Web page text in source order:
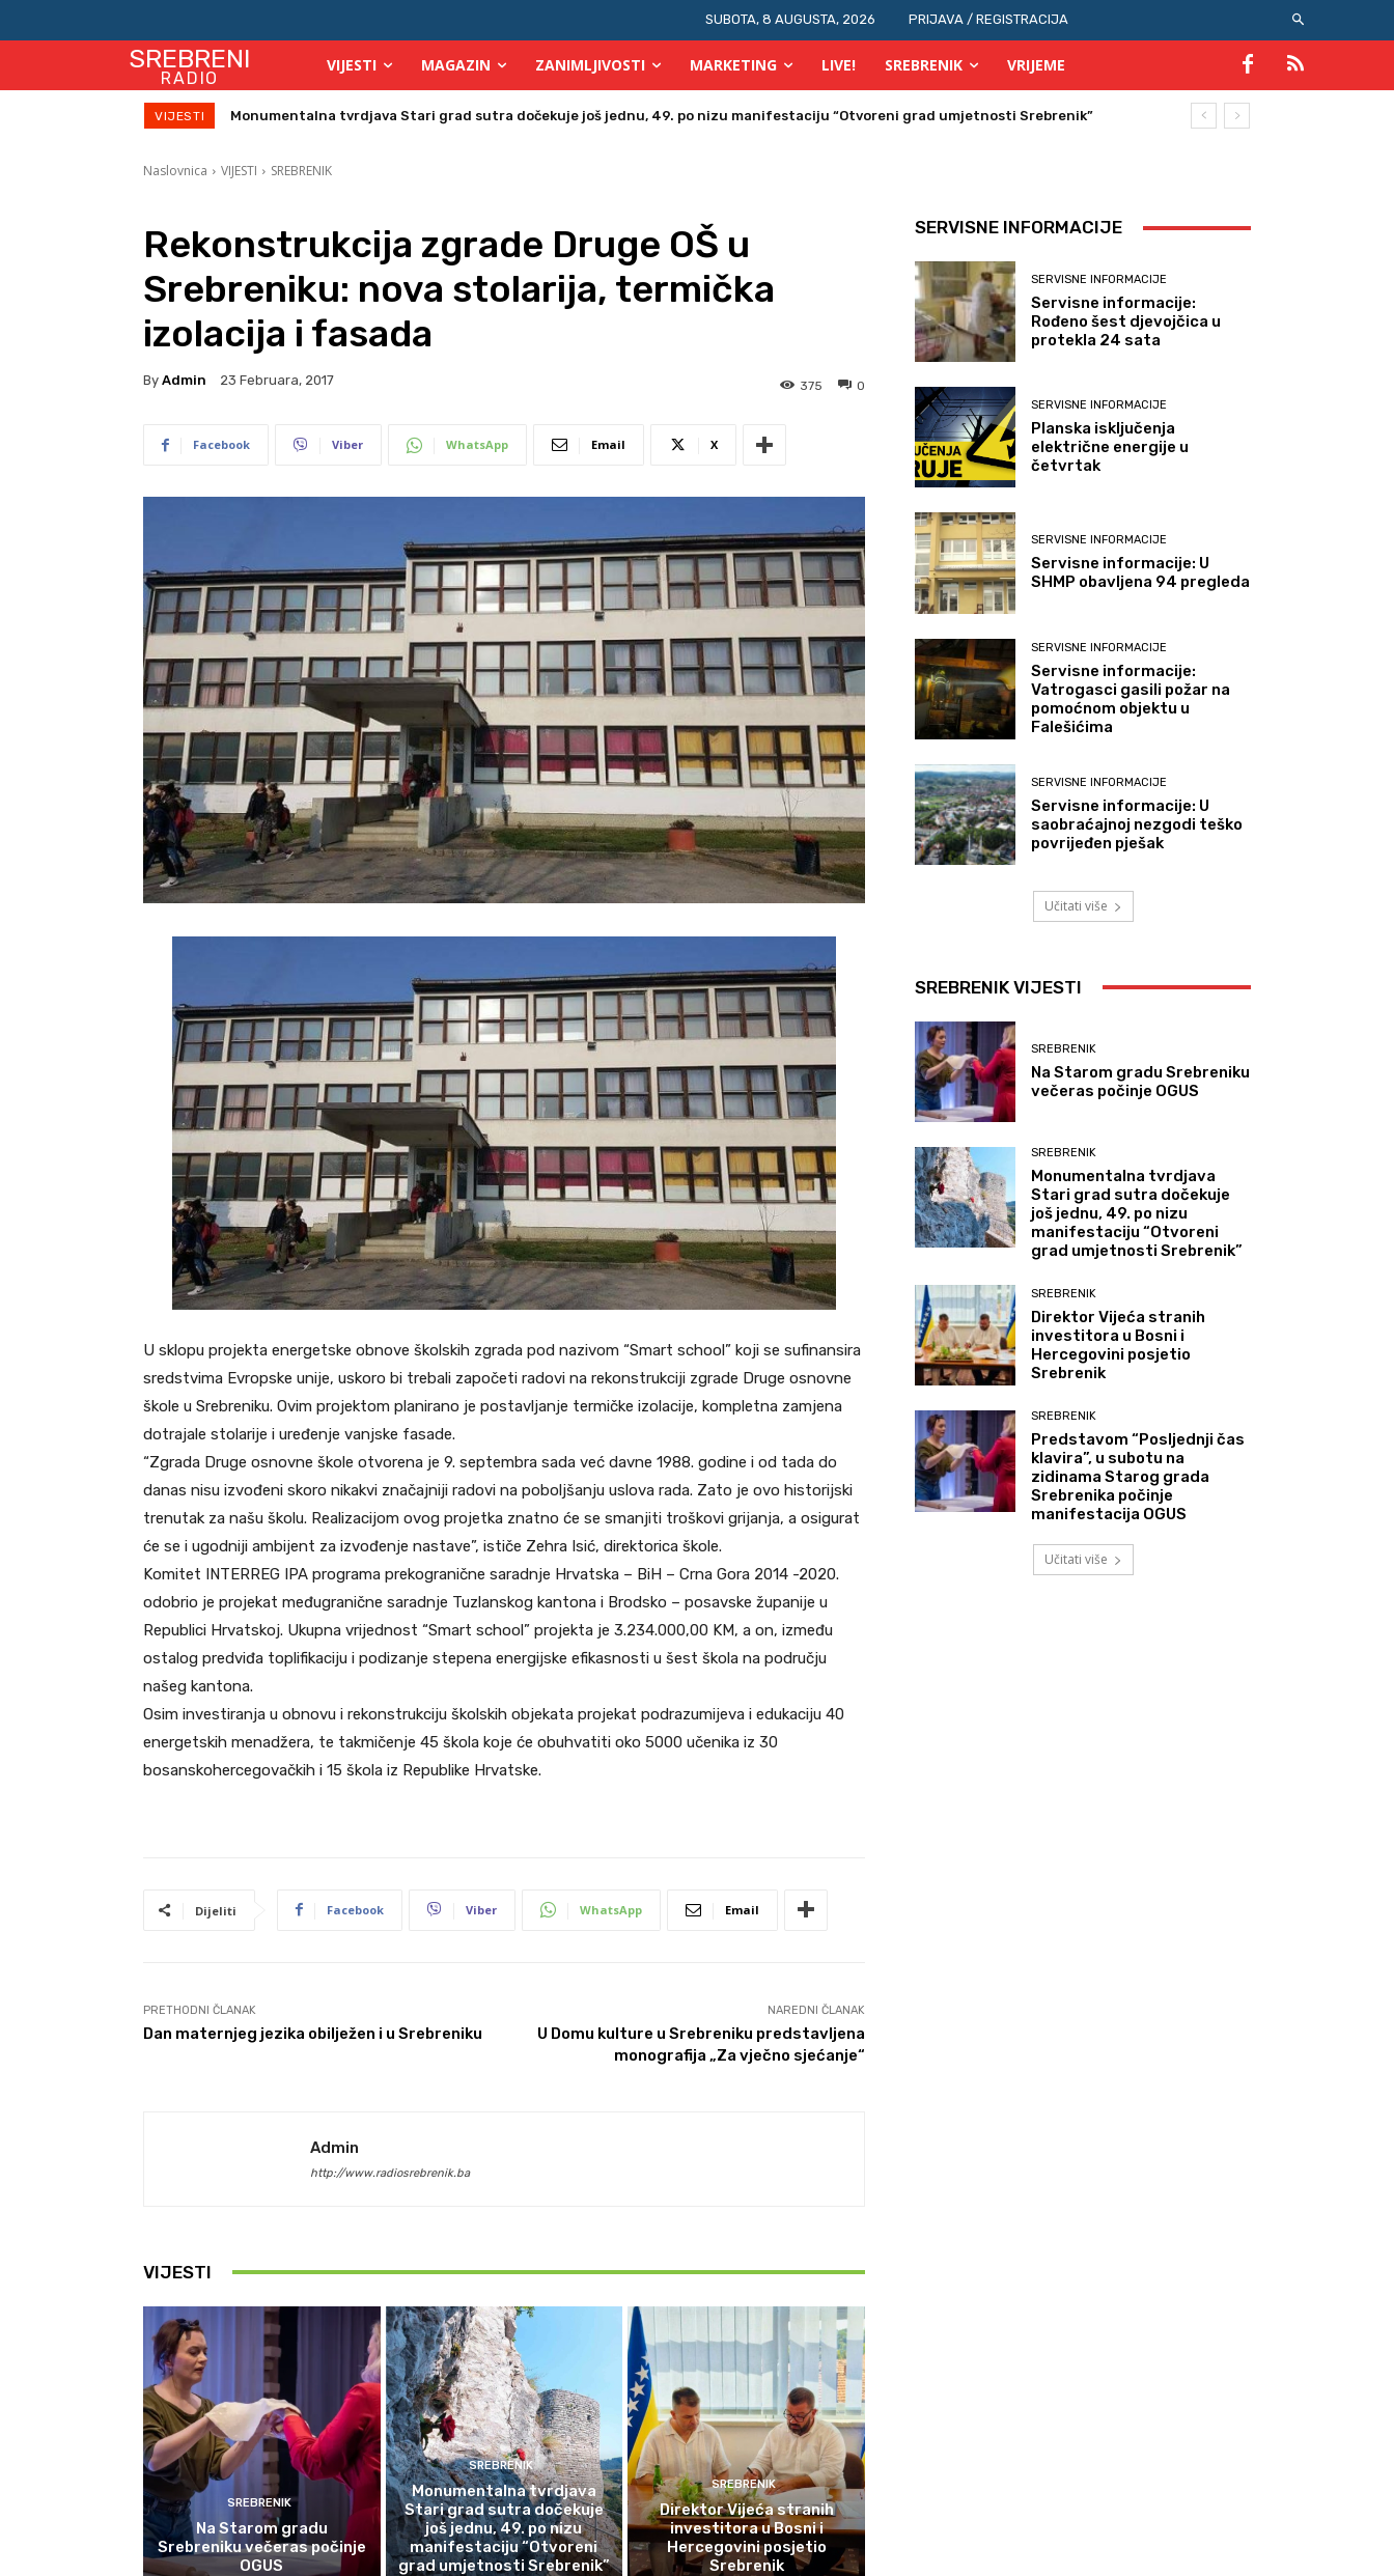
SUBOTA, 8 AUGUSTA, 2026 PRIJAVA / REGISTRACIJA
SREBRENI
RADIO
VIJESTI MAGAZIN ZANIMLJIVOSTI MARKETING LIVE! SREBRENIK VRIJEME
VIJESTI Direktor Vijeća stranih investitora u Bosni i Hercegovini posjetio Srebrenik
Naslovnica VIJESTI SREBRENIK
Rekonstrukcija zgrade Druge OŠ u
Srebreniku: nova stolarija, termička
izolacija i fasada
By Admin 23 Februara, 2017 0
375
Facebook Viber WhatsApp Email X
U sklopu projekta energetske obnove školskih zgrada pod nazivom “Smart school” koji se sufinansira
sredstvima Evropske unije, uskoro bi trebali započeti radovi na rekonstrukciji zgrade Druge osnovne
škole u Srebreniku. Ovim projektom planirano je postavljanje termičke izolacije, kompletna zamjena
dotrajale stolarije i uređenje vanjske fasade.
“Zgrada Druge osnovne škole otvorena je 9. septembra sada već davne 1988. godine i od tada do
danas nisu izvođeni skoro nikakvi značajniji radovi na poboljšanju uslova rada. Zato je ovo historijski
trenutak za našu školu. Realizacijom ovog projetka znatno će se smanjiti troškovi grijanja, a osigurat
će se i ugodniji ambijent za izvođenje nastave”, ističe Zehra Isić, direktorica škole.
Komitet INTERREG IPA programa prekogranične saradnje Hrvatska – BiH – Crna Gora 2014 -2020.
odobrio je projekat međugranične saradnje Tuzlanskog kantona i Brodsko – posavske županije u
Republici Hrvatskoj. Ukupna vrijednost “Smart school” projekta je 3.234.000,00 KM, a on, između
ostalog predviđa toplifikaciju i podizanje stepena energijske efikasnosti u šest škola na području
našeg kantona.
Osim investiranja u obnovu i rekonstrukciju školskih objekata projekat podrazumijeva i edukaciju 40
energetskih menadžera, te takmičenje 45 škola koje će obuhvatiti oko 5000 učenika iz 30
bosanskohercegovačkih i 15 škola iz Republike Hrvatske.
Dijeliti Facebook Viber WhatsApp Email
PRETHODNI ČLANAK
Dan maternjeg jezika obilježen i u Srebreniku
NAREDNI ČLANAK
U Domu kulture u Srebreniku predstavljena
monografija „Za vječno sjećanje“
Admin
http://www.radiosrebrenik.ba
VIJESTI
SREBRENIK
Na Starom gradu
Srebreniku večeras počinje
OGUS
SREBRENIK
Monumentalna tvrdjava
Stari grad sutra dočekuje
još jednu, 49. po nizu
manifestaciju “Otvoreni
grad umjetnosti Srebrenik”
SREBRENIK
Direktor Vijeća stranih
investitora u Bosni i
Hercegovini posjetio
Srebrenik
SERVISNE INFORMACIJE
SERVISNE INFORMACIJE
Servisne informacije:
Rođeno šest djevojčica u
protekla 24 sata
SERVISNE INFORMACIJE
Planska isključenja
električne energije u
četvrtak
SERVISNE INFORMACIJE
Servisne informacije: U
SHMP obavljena 94 pregleda
SERVISNE INFORMACIJE
Servisne informacije:
Vatrogasci gasili požar na
pomoćnom objektu u
Falešićima
SERVISNE INFORMACIJE
Servisne informacije: U
saobraćajnoj nezgodi teško
povrijeđen pješak
Učitati više
SREBRENIK VIJESTI
SREBRENIK
Na Starom gradu Srebreniku
večeras počinje OGUS
SREBRENIK
Monumentalna tvrdjava
Stari grad sutra dočekuje
još jednu, 49. po nizu
manifestaciju “Otvoreni
grad umjetnosti Srebrenik”
SREBRENIK
Direktor Vijeća stranih
investitora u Bosni i
Hercegovini posjetio
Srebrenik
SREBRENIK
Predstavom “Posljednji čas
klavira”, u subotu na
zidinama Starog grada
Srebrenika počinje
manifestacija OGUS
Učitati više